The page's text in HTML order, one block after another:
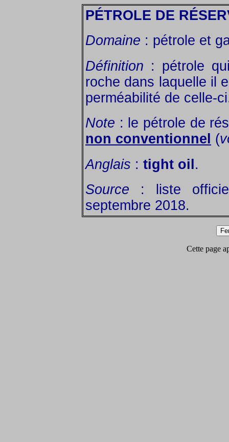
PÉTROLE DE
Domaine : pétrole et
Définition : pétrole
roche dans laquelle il
perméabilité de celle-
Note : le pétrole de
non conventionnel (
Anglais : tight oil .
Source : liste
septembre 2018.
Cette page